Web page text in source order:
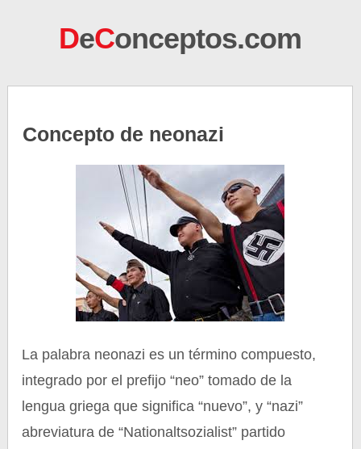
DeConceptos.com
Concepto de neonazi
La palabra neonazi es un término compuesto,
integrado por el prefijo “neo” tomado de la
lengua griega que significa “nuevo”, y “nazi”
abreviatura de “Nationaltsozialist” partido